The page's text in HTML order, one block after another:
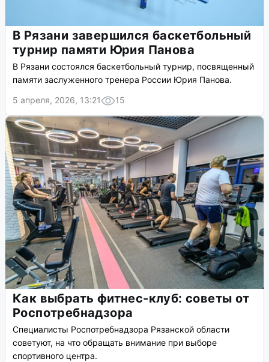
В Рязани завершился баскетбольный
турнир памяти Юрия Панова
В Рязани состоялся баскетбольный турнир, посвященный
памяти заслуженного тренера России Юрия Панова.
5 апреля, 2026, 13:21
15
Как выбрать фитнес-клуб: советы от
Роспотребнадзора
Специалисты Роспотребнадзора Рязанской области
советуют, на что обращать внимание при выборе
спортивного центра.